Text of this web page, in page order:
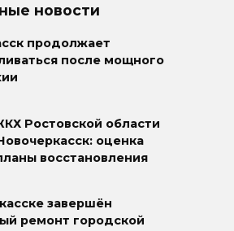
новости
продолжает
после мощного
Ростовской области
оценка
восстановления
завершён
ремонт городской